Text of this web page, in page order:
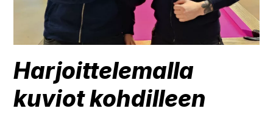
Aloita ilmainen kokeilu
EN SV FI DE ES
Harjoittelemalla
kuviot kohdilleen